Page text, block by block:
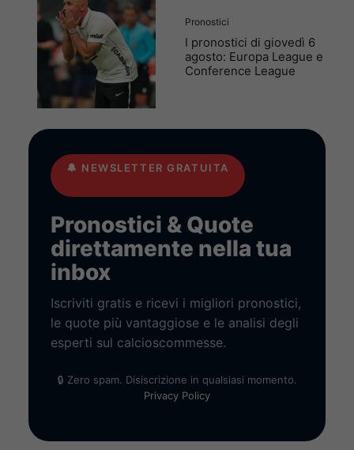
Pronostici
I pronostici di giovedì 6
agosto: Europa League e
Conference League
🔔 NEWSLETTER GRATUITA
Pronostici & Quote
direttamente nella tua
inbox
Iscriviti gratis e ricevi i migliori pronostici,
le quote più vantaggiose e le analisi degli
esperti sul calcioscommesse.
🔒 Zero spam. Disiscrizione in qualsiasi momento.
Privacy Policy